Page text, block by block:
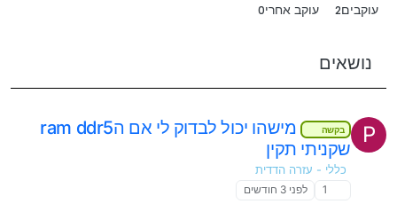
עוקבים2 עוקב אחרי0
נושאים
P בקשה
מישהו יכול לבדוק לי אם הram ddr5
שקניתי תקין
כללי - עזרה הדדית
1
לפני 3 חודשים